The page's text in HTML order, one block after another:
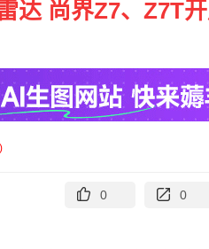
达 尚界Z7、Z7T
)
0 0